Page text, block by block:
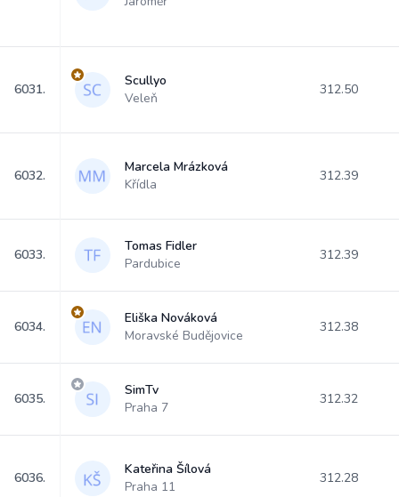
6031.
Scullyo
Veleň
312.50
6032.
Marcela Mrázková
Křídla
312.39
6033.
Tomas Fidler
Pardubice
312.39
6034.
Eliška Nováková
Moravské Budějovice
312.38
6035.
SimTv
Praha 7
312.32
6036.
Kateřina Šílová
Praha 11
312.28